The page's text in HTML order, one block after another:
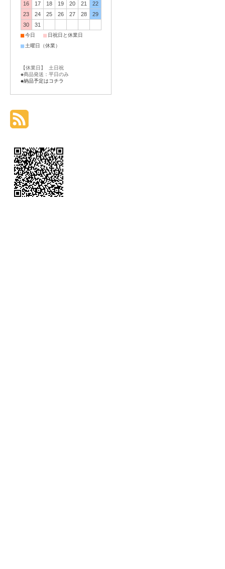
16
17 18 19 20 21
22
23
24 25 26 27 28
29
30
31
■今日 ■ 日祝日と休業日
■ 土曜日（休業）
【休業日】 土日祝
◆商品発送：平日のみ
◆納品予定はコチラ